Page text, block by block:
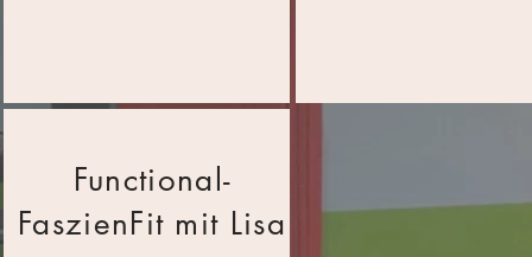
Functional-
FaszienFit mit Lisa